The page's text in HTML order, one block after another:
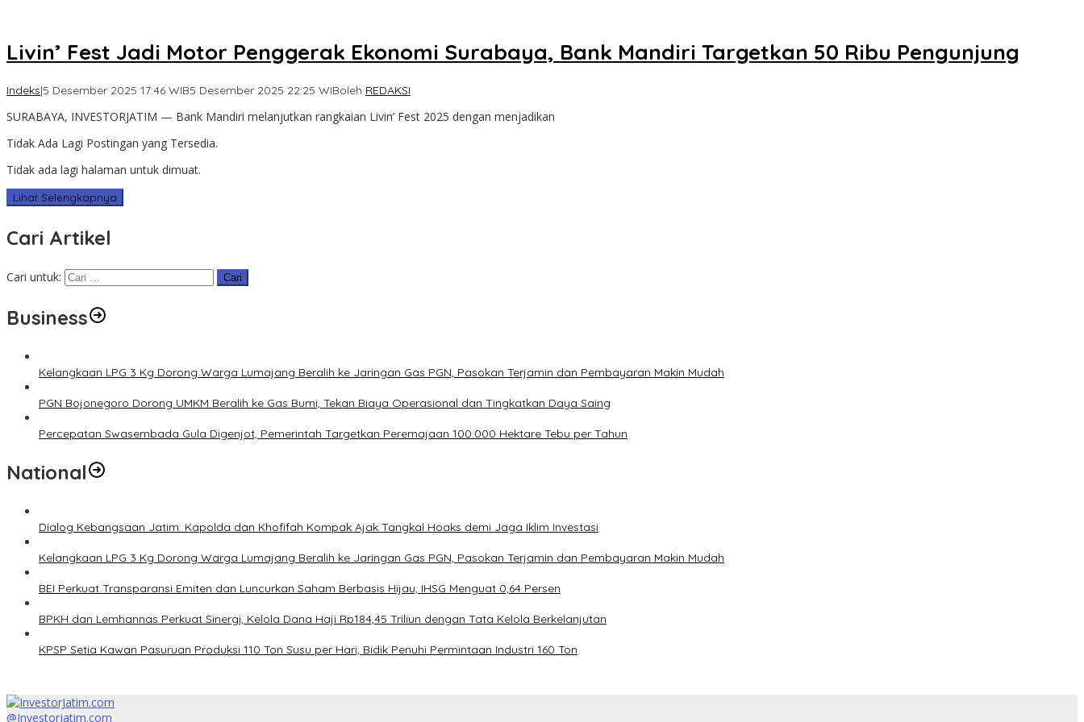
Livin’ Fest Jadi Motor Penggerak Ekonomi Surabaya, Bank Mandiri Targetkan 50 Ribu Pengunjung
Indeks|5 Desember 2025 17:46 WIB5 Desember 2025 22:25 WIBoleh REDAKSI
SURABAYA, INVESTORJATIM — Bank Mandiri melanjutkan rangkaian Livin’ Fest 2025 dengan menjadikan
Tidak Ada Lagi Postingan yang Tersedia.
Tidak ada lagi halaman untuk dimuat.
Lihat Selengkapnya
Cari Artikel
Cari untuk:
Business
Kelangkaan LPG 3 Kg Dorong Warga Lumajang Beralih ke Jaringan Gas PGN, Pasokan Terjamin dan Pembayaran Makin Mudah
PGN Bojonegoro Dorong UMKM Beralih ke Gas Bumi, Tekan Biaya Operasional dan Tingkatkan Daya Saing
Percepatan Swasembada Gula Digenjot, Pemerintah Targetkan Peremajaan 100.000 Hektare Tebu per Tahun
National
Dialog Kebangsaan Jatim: Kapolda dan Khofifah Kompak Ajak Tangkal Hoaks demi Jaga Iklim Investasi
Kelangkaan LPG 3 Kg Dorong Warga Lumajang Beralih ke Jaringan Gas PGN, Pasokan Terjamin dan Pembayaran Makin Mudah
BEI Perkuat Transparansi Emiten dan Luncurkan Saham Berbasis Hijau, IHSG Menguat 0,64 Persen
BPKH dan Lemhannas Perkuat Sinergi, Kelola Dana Haji Rp184,45 Triliun dengan Tata Kelola Berkelanjutan
KPSP Setia Kawan Pasuruan Produksi 110 Ton Susu per Hari, Bidik Penuhi Permintaan Industri 160 Ton
@Investorjatim.com